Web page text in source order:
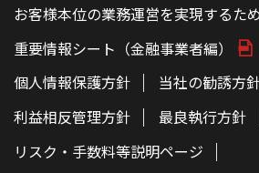
お客様本位の業務運営を実現するた
重要情報シート（金融事業者編）
個人情報保護方針
当社の勧誘方
利益相反管理方針
最良執行方針
リスク・手数料等説明ページ